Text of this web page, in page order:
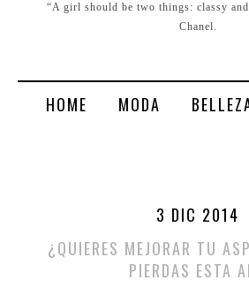
“A girl should be two things: classy
Chanel.
HOME MODA
3 DIC 2014
¿QUIERES MEJORAR TU
PIERDAS ESTA